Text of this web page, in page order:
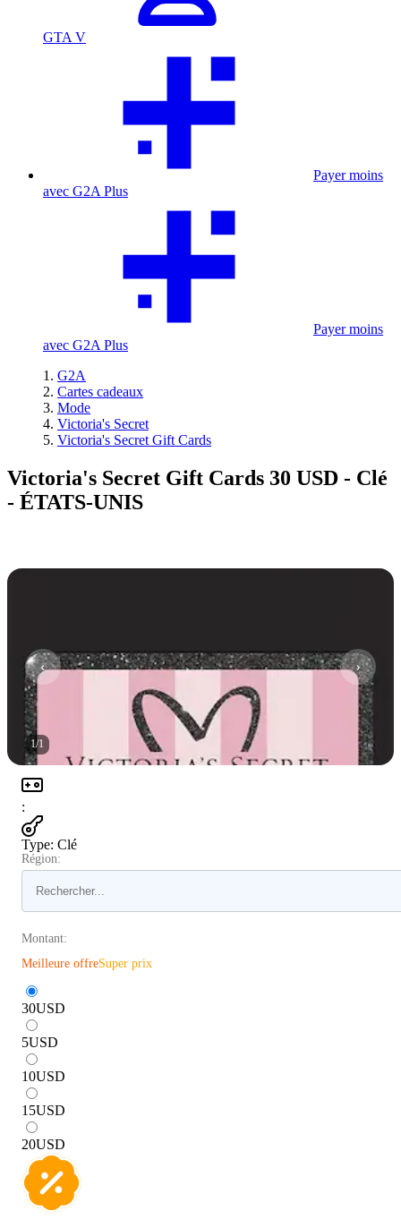
GTA V
Payer moins
avec G2A Plus
Payer moins
avec G2A Plus
G2A
Cartes cadeaux
Mode
Victoria's Secret
Victoria's Secret Gift Cards
Victoria's Secret Gift Cards 30 USD - Clé
- ÉTATS-UNIS
1/1
:
Type: Clé
Région:
Montant:
Meilleure offreSuper prix
30USD
5USD
10USD
15USD
20USD